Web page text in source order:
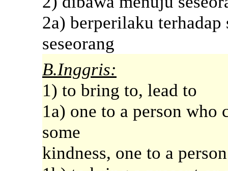
2a) berperilaku terhadap
seseorang
B.Inggris:
1) to bring to, lead to
1a) one to a person
some
kindness, one to a